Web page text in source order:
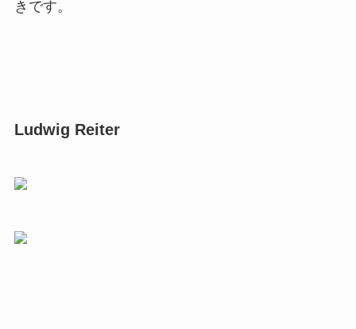
きです。
Ludwig Reiter